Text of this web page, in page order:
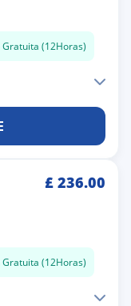
(12Horas)
£ 236.00
(12Horas)